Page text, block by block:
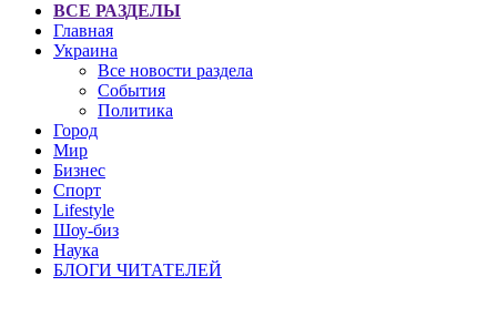
ВСЕ РАЗДЕЛЫ
Главная
Украина
Все новости раздела
События
Политика
Город
Мир
Бизнес
Спорт
Lifestyle
Шоу-биз
Наука
БЛОГИ ЧИТАТЕЛЕЙ